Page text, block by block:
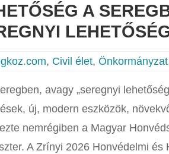
A
, Civil élet,
avagy „seregnyi
új, modern eszközök,
nemrégiben a Magyar
A Zrínyi 2026 Honvédelmi és